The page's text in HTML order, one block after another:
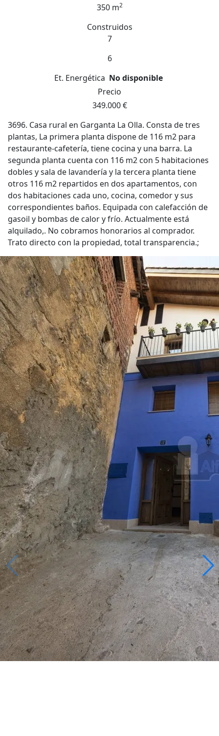
350 m2
Construidos
7
6
Et. Energética No disponible
Precio
349.000 €
3696. Casa rural en Garganta La Olla. Consta de tres
plantas, La primera planta dispone de 116 m2 para
restaurante-cafetería, tiene cocina y una barra. La
segunda planta cuenta con 116 m2 con 5 habitaciones
dobles y sala de lavandería y la tercera planta tiene
otros 116 m2 repartidos en dos apartamentos, con
dos habitaciones cada uno, cocina, comedor y sus
correspondientes baños. Equipada con calefacción de
gasoil y bombas de calor y frío. Actualmente está
alquilado,. No cobramos honorarios al comprador.
Trato directo con la propiedad, total transparencia.;